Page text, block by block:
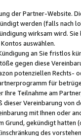
der Partner-Website.
werden (falls nach
wirksam wird.
auswählen.
an Sie fristlos
gegen diese
potenziellen Rechts-
für
Ihre Teilnahme am
dieser Vereinbarung
mit Ihnen oder
Grund, gekündigt
des